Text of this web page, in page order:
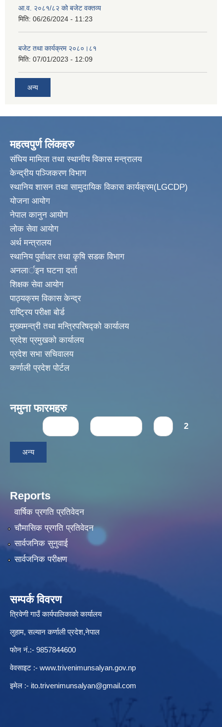
आ.व. २०८१/८२ को बजेट वक्तव्य
मिति: 06/26/2024 - 11:23
बजेट तथा कार्यक्रम २०८०।८१
मिति: 07/01/2023 - 12:09
अन्य
महत्वपुर्ण लिंकहरु
संघिय मामिला तथा स्थानीय विकास मन्त्रालय
केन्द्रीय पञ्जिकरण विभाग
स्थानिय शासन तथा सामुदायिक विकास कार्यक्रम(LGCDP)
योजना आयोग
नेपाल कानुन आयोग
लोक सेवा आयोग
अर्थ मन्त्रालय
स्थानिय पुर्वाधार तथा कृषि सडक विभाग
अनलार्इन घटना दर्ता
शिक्षक सेवा आयोग
पाठ्यक्रम विकास केन्द्र
राष्ट्रिय परीक्षा बोर्ड
मुख्यमन्त्री तथा मन्त्रिपरिषद्को कार्यालय
प्रदेश प्रमुखको कार्यालय
प्रदेश सभा सचिवालय
कर्णाली प्रदेश पोर्टल
नमुना फारमहरु
Pages 2
अन्य
Reports
वार्षिक प्रगति प्रतिवेदन
चौमासिक प्रगति प्रतिवेदन
सार्वजनिक सुनुवाई
सार्वजनिक परीक्षण
सम्पर्क विवरण
त्रिवेणी गाउँ कार्यपालिकाकाे कार्यालय
लुहाम, सल्यान कर्णाली प्रदेश,नेपाल
फाेन नं.:- 9857844600
वेवसाइट :- www.trivenimunsalyan.gov.np
इमेल :- ito.trivenimunsalyan@gmail.com